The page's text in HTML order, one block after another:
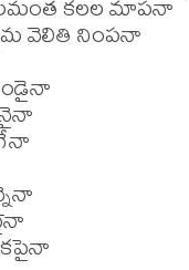
వెలితి నింపనా